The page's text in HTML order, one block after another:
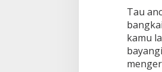
Tau
kamu